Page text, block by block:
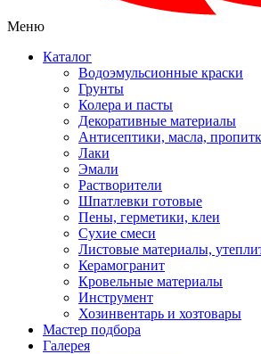
Меню
Каталог
Водоэмульсионные краски
Грунты
Колера и пасты
Декоративные материалы
Антисептики, масла,
Лаки
Эмали
Растворители
Шпатлевки готовые
Пены, герметики, клеи
Сухие смеси
Листовые материалы,
Керамогранит
Кровельные материалы
Инструмент
Хозинвентарь и хозтовары
Мастер подбора
Галерея